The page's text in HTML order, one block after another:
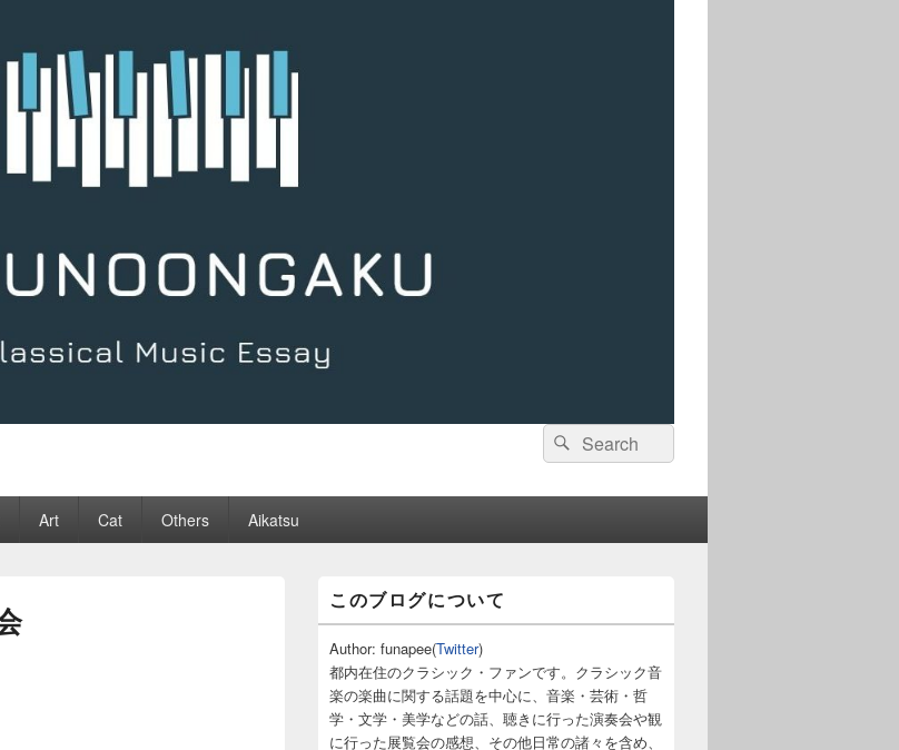
検
索:
検
索
Art Cat Others Aikatsu
ン
サ
イ
バ
ー
ウ
このブログについて
Author: funapee(Twitter)
都内在住のクラシック・ファンです。クラシック音
楽の楽曲に関する話題を中心に、音楽・芸術・哲
学・文学・美学などの話、聴きに行った演奏会や観
に行った展覧会の感想、その他日常の諸々を含め、